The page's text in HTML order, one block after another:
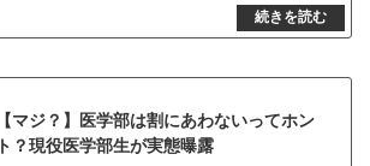
【マジ？】医学部は割にあわないってホン
ト？現役医学部生が実態曝露